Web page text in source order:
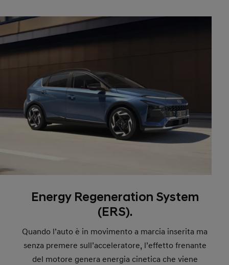
Energy Regeneration System
(ERS).
Quando l’auto è in movimento a marcia inserita ma
senza premere sull’acceleratore, l’effetto frenante
del motore genera energia cinetica che viene